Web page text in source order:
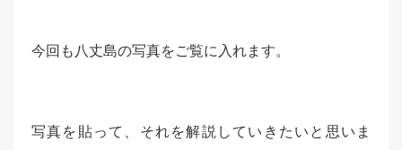
今回も八丈島の写真をご覧に入れます。
写真を貼って、それを解説していきたいと思いま